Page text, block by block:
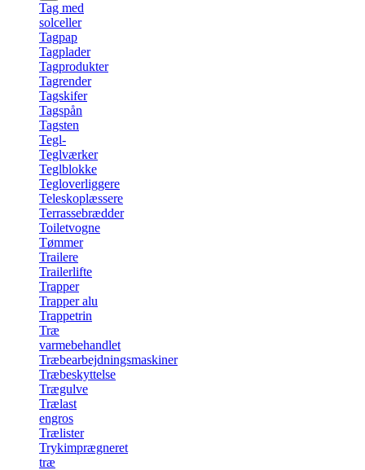
Tag med
solceller
Tagpap
Tagplader
Tagprodukter
Tagrender
Tagskifer
Tagspån
Tagsten
Tegl-
Teglværker
Teglblokke
Tegloverliggere
Teleskoplæssere
Terrassebrædder
Toiletvogne
Tømmer
Trailere
Trailerlifte
Trapper
Trapper alu
Trappetrin
Træ
varmebehandlet
Træbearbejdningsmaskiner
Træbeskyttelse
Trægulve
Trælast
engros
Trælister
Trykimprægneret
træ